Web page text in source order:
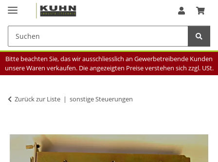
Bitte beachten Sie, das wir ausschliesslich an Gewerbetreibende Kunden
unsere Waren verkaufen. Die angezeigten Preise verstehen sich zzgl. USt.
Zurück zur Liste sonstige Steuerungen